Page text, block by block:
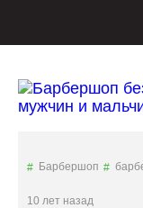
Барбершоп
10 лет назад